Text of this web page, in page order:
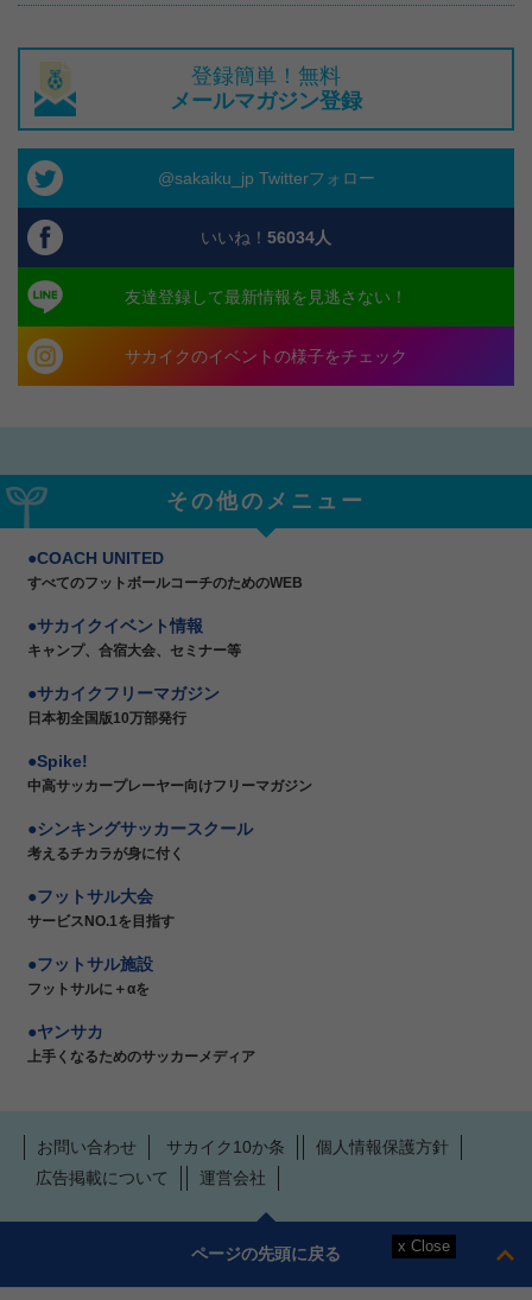
登録簡単！無料
メールマガジン登録
@sakaiku_jp Twitterフォロー
いいね！ 56034人
友達登録して最新情報を見逃さない！
サカイクのイベントの様子をチェック
その他のメニュー
COACH UNITED
すべてのフットボールコーチのためのWEB
サカイクイベント情報
キャンプ、合宿大会、セミナー等
サカイクフリーマガジン
日本初全国版10万部発行
Spike!
中高サッカープレーヤー向けフリーマガジン
シンキングサッカースクール
考えるチカラが身に付く
フットサル大会
サービスNO.1を目指す
フットサル施設
フットサルに＋αを
ヤンサカ
上手くなるためのサッカーメディア
お問い合わせ サカイク10か条
個人情報保護方針
広告掲載について
運営会社
ページの先頭に戻る